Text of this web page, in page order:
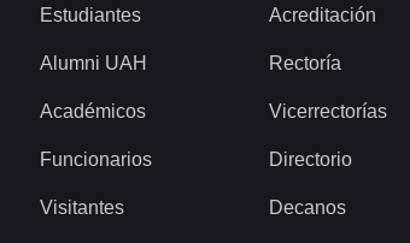
Estudiantes
Alumni UAH
Académicos
Funcionarios
Visitantes
Acreditación
Rectoría
Vicerrectorías
Directorio
Decanos